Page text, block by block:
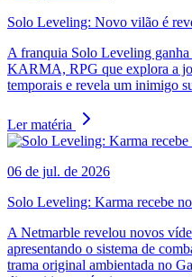
Solo Leveling: Novo vilão é
A franquia Solo Leveling
KARMA, RPG que explora a
temporais e revela um inimigo
Ler matéria
06 de jul. de 2026
Solo Leveling: Karma recebe
A Netmarble revelou novos
apresentando o sistema de
trama original ambientada no